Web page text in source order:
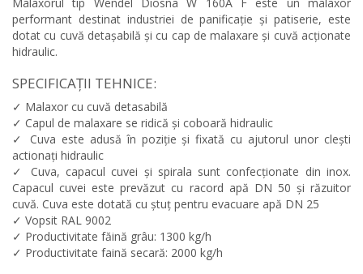
performant destinat industriei de panificație și patiserie, este
dotat cu cuvă detașabilă și cu cap de malaxare și cuvă acționate
hidraulic.
SPECIFICAȚII TEHNICE:
✓ Malaxor cu cuvă detasabilă
✓ Capul de malaxare se ridică și coboară hidraulic
✓ Cuva este adusă în poziție și fixată cu ajutorul unor clești
actionați hidraulic
✓ Cuva, capacul cuvei și spirala sunt confecționate din inox.
Capacul cuvei este prevăzut cu racord apă DN 50 și răzuitor
cuvă. Cuva este dotată cu ștuț pentru evacuare apă DN 25
✓ Vopsit RAL 9002
✓ Productivitate făină grâu: 1300 kg/h
✓ Productivitate faină secară: 2000 kg/h